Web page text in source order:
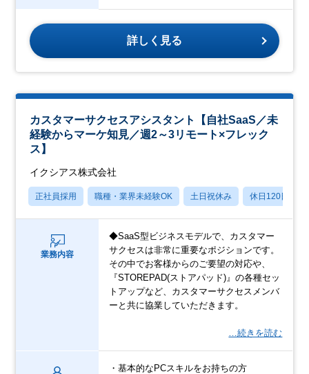
詳しく見る
カスタマーサクセスアシスタント【自社SaaS／未
経験からマーケ知見／週2～3リモート×フレック
ス】
イクシアス株式会社
正社員採用 職種・業界未経験OK 土日祝休み 休日120日以上
業務内容
◆SaaS型ビジネスモデルで、カスタマー
サクセスは非常に重要なポジションです。
その中でお客様からのご要望の対応や、
『STOREPAD(ストアパッド)』の各種セッ
トアップなど、カスタマーサクセスメンバ
ーと共に協業していただきます。
…続きを読む
・基本的なPCスキルをお持ちの方